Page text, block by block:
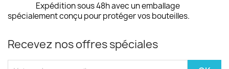
Expédition sous 48h avec un emballage
spécialement conçu pour protéger vos bouteilles.
Recevez nos offres spéciales